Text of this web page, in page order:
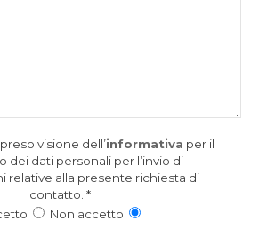
visione dell’informativa per il
dei dati personali per l’invio di
relative alla presente richiesta di
contatto. *
Non accetto